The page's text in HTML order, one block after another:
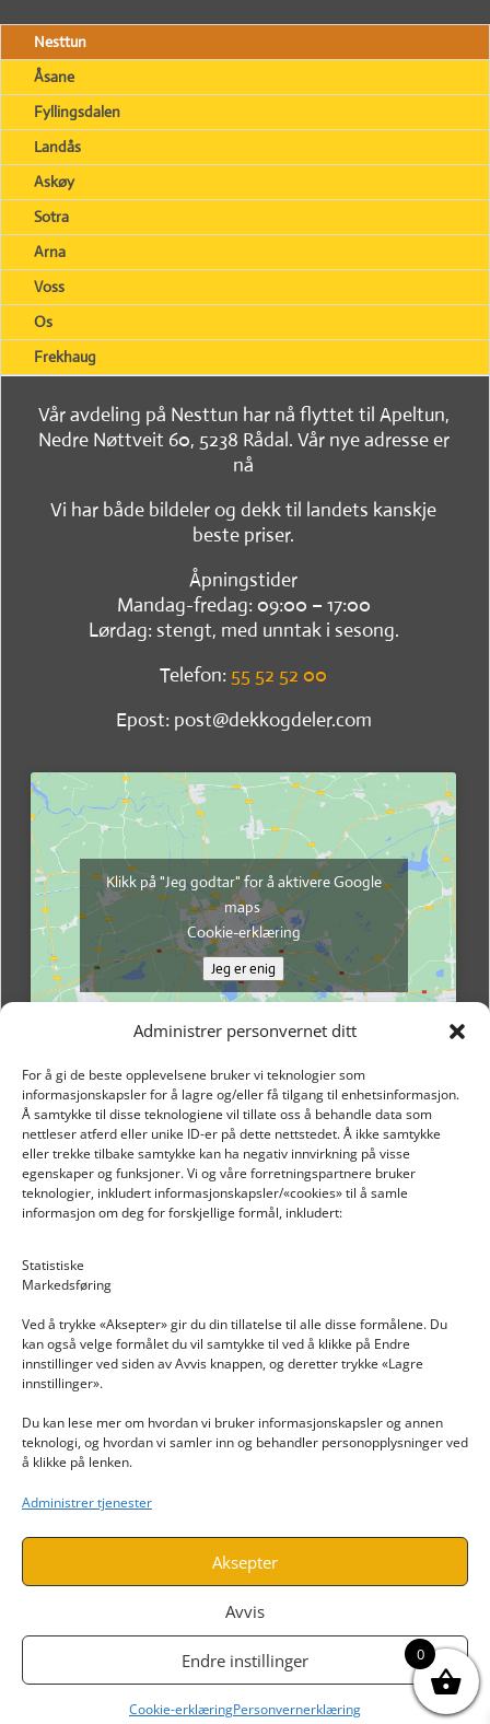
Administrer personvernet ditt
For å gi de beste opplevelsene bruker vi teknologier som
informasjonskapsler for å lagre og/eller få tilgang til enhetsinformasjon.
Å samtykke til disse teknologiene vil tillate oss å behandle data som
nettleser atferd eller unike ID-er på dette nettstedet. Å ikke samtykke
eller trekke tilbake samtykke kan ha negativ innvirkning på visse
egenskaper og funksjoner. Vi og våre forretningspartnere bruker
teknologier, inkludert informasjonskapsler/«cookies» til å samle
informasjon om deg for forskjellige formål, inkludert:
Statistiske
Markedsføring
Ved å trykke «Aksepter» gir du din tillatelse til alle disse formålene. Du
kan også velge formålet du vil samtykke til ved å klikke på Endre
innstillinger ved siden av Avvis knappen, og deretter trykke «Lagre
innstillinger».
Du kan lese mer om hvordan vi bruker informasjonskapsler og annen
teknologi, og hvordan vi samler inn og behandler personopplysninger ved
å klikke på lenken.
Administrer tjenester
Aksepter
Avvis
Endre instillinger
Cookie-erklæringPersonvernerklæring
Nesttun
Åsane
Fyllingsdalen
Landås
Askøy
Sotra
Arna
Voss
Os
Frekhaug
Vår avdeling på Nesttun har nå flyttet til Apeltun,
Nedre Nøttveit 60, 5238 Rådal. Vår nye adresse er
nå
Vi har både bildeler og dekk til landets kanskje
beste priser.
Åpningstider
Mandag-fredag: 09:00 – 17:00
Lørdag: stengt, med unntak i sesong.
Telefon: 55 52 52 00
Epost: post@dekkogdeler.com
Klikk på "Jeg godtar" for å aktivere Google
maps
Cookie-erklæring
Jeg er enig
INFORMASJON
Personvern
Utviklet avwww.webshop1.no
0